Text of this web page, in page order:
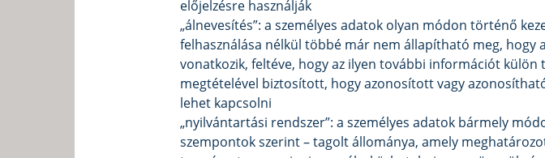
előjelzésre használják
„álnevesítés”: a személyes adatok olyan módon történő
felhasználása nélkül többé már nem állapítható meg, hogy
vonatkozik, feltéve, hogy az ilyen további információt külön
megtételével biztosított, hogy azonosított vagy
lehet kapcsolni
„nyilvántartási rendszer”: a személyes adatok bármely
szempontok szerint – tagolt állománya, amely